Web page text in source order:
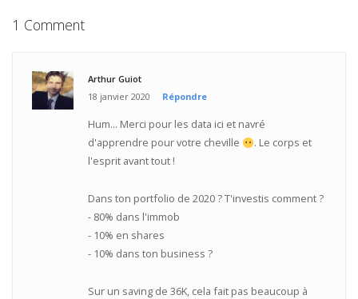
1 Comment
Arthur Guiot
18 janvier 2020
Répondre
Hum... Merci pour les data ici et navré
d'apprendre pour votre cheville
. Le corps et
l'esprit avant tout !
Dans ton portfolio de 2020 ? T'investis comment ?
- 80% dans l'immob
- 10% en shares
- 10% dans ton business ?
Sur un saving de 36K, cela fait pas beaucoup à